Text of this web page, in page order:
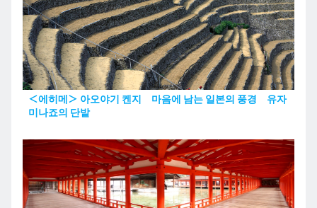
＜에히메＞ 아오야기 켄지 마음에 남는 일본의 풍경 유자
미나죠의 단밭